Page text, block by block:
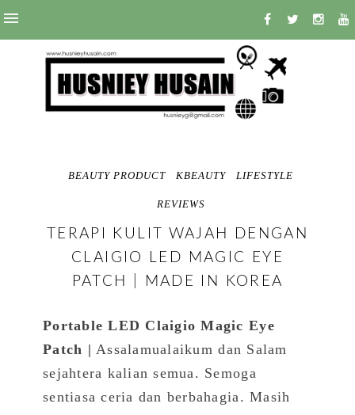
BEAUTY PRODUCT KBEAUTY LIFESTYLE
REVIEWS
TERAPI KULIT WAJAH DENGAN
CLAIGIO LED MAGIC EYE
PATCH | MADE IN KOREA
Portable LED Claigio Magic Eye
Patch | Assalamualaikum dan Salam
sejahtera kalian semua. Semoga
sentiasa ceria dan berbahagia. Masih